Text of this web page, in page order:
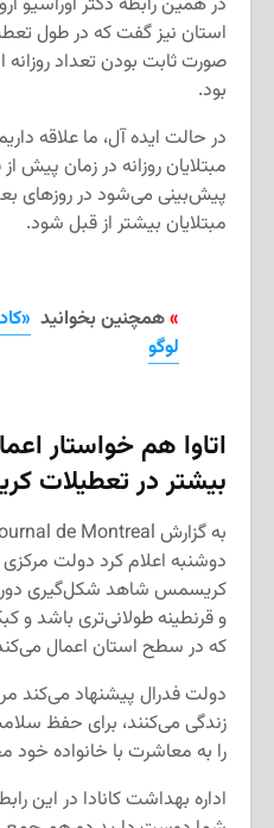
استان نیز گفت که در طول
صورت ثابت بودن تعداد روزانه
بود.
در حالت ایده آل، ما علاقه
مبتلایان روزانه در زمان پیش
پیش‌بینی می‌شود در روزهای
مبتلایان بیشتر از قبل شود.
»همچنین بخوانید
لوگو
اتاوا هم خواستار
بیشتر در تعطیلات
دوشنبه اعلام کرد دولت
کریسمس شاهد شکل‌گیری
و قرنطینه طولانی‌تری باشد و
که در سطح استان اعمال
دولت فدرال پیشنهاد می‌کند
زندگی می‌کنند، برای حفظ
را به معاشرت با خانواده خود
اداره بهداشت کانادا در این